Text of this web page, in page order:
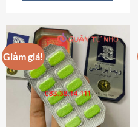
này
có
nhiều
biến
thể.
Các
tùy
chọn
Giảm giá!